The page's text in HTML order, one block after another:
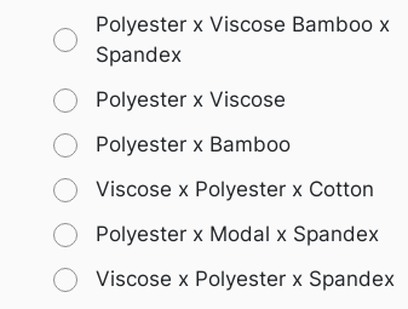
Polyester x Viscose Bamboo x
Spandex
Polyester x Viscose
Polyester x Bamboo
Viscose x Polyester x Cotton
Polyester x Modal x Spandex
Viscose x Polyester x Spandex